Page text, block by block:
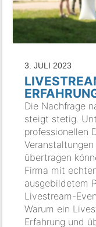
3. JULI 2023
Die Nachfrage
steigt stetig.
professionellen
übertragen
Firma mit
ausgebildetem
Livestream-
Warum ein
Erfahrung und